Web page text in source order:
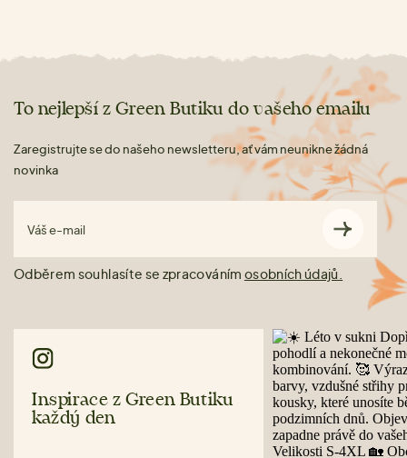
To nejlepší z Green Butiku do vašeho emailu
Zaregistrujte se do našeho newsletteru, ať vám neunikne žádná
novinka
Váš e-mail
Odběrem souhlasíte se zpracováním osobních údajů.
Inspirace z Green Butiku
každý den